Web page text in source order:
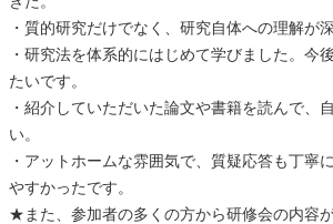
・質的研究だけでなく、研究自体への理解が
・研究法を体系的にはじめて学びました。今
たいです。
・紹介していただいた論文や書籍を読んで、
い。
・アットホームな雰囲気で、質疑応答も丁寧
やすかったです。
★また、参加者の多くの方から研修会の内容